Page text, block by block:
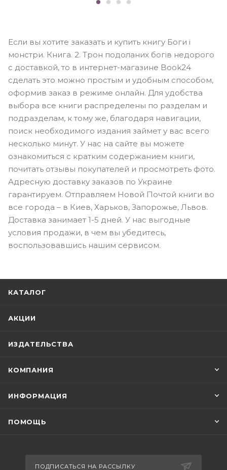
Если вы хотите заказать и купить книгу Боги і
монстри. Книга. 2. Трон подоланих богів недорого
с доставкой, то в интернет-магазине Book24
сделать это можно простым и удобным способом,
оформив заказ в режиме онлайн. Для удобства
выбора все книги распределены по разделам и
подразделам, к тому же, благодаря навигации,
поиск необходимого издания займет у вас всего
несколько минут. У нас на сайте вы можете
ознакомиться с кратким содержанием книги,
почитать отзывы покупателей и просмотреть фото.
Адресную доставку заказов по Украине
гарантируем. Отправляем Новой Почтой книги во
все города – в Киев, Харьков, Запорожье, Львов.
Доставка занимает 1-5 дней. У нас выгодные
условия продажи, в чем вы убедитесь,
воспользовавшись нашим сервисом.
КАТАЛОГ
АКЦИИ
ИЗДАТЕЛЬСТВА
КОМПАНИЯ
ИНФОРМАЦИЯ
ПОМОЩЬ
ПОДПИСАТЬСЯ НА РАССЫЛКУ